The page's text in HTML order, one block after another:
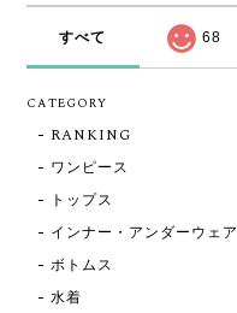
すべて 68
CATEGORY
RANKING
ワンピース
トップス
インナー・アンダーウェア
ボトムス
水着